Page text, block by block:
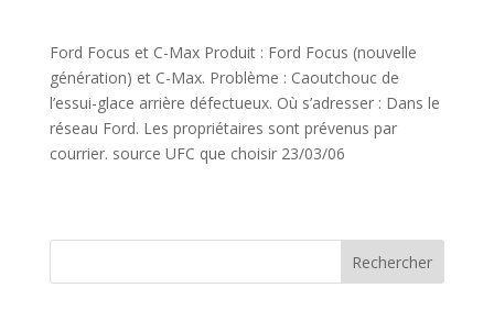
Ford Focus et C-Max Produit : Ford Focus (nouvelle
génération) et C-Max. Problème : Caoutchouc de
l’essui-glace arrière défectueux. Où s’adresser : Dans le
réseau Ford. Les propriétaires sont prévenus par
courrier. source UFC que choisir 23/03/06